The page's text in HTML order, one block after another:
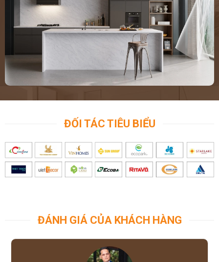
ĐỐI TÁC TIÊU BIỂU
ĐÁNH GIÁ CỦA KHÁCH HÀNG